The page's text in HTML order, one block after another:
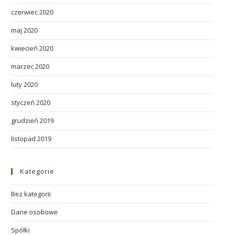
czerwiec 2020
maj 2020
kwiecień 2020
marzec 2020
luty 2020
styczeń 2020
grudzień 2019
listopad 2019
Kategorie
Bez kategorii
Dane osobowe
Spółki